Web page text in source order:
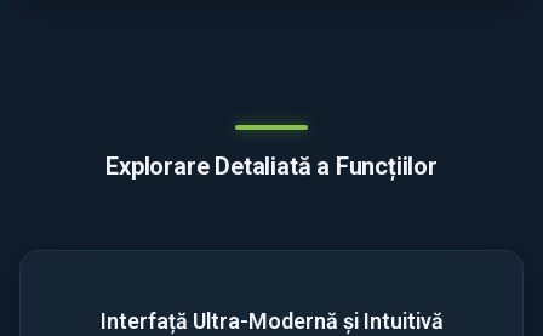
Explorare Detaliată a Funcțiilor
Interfață Ultra-Modernă și Intuitivă